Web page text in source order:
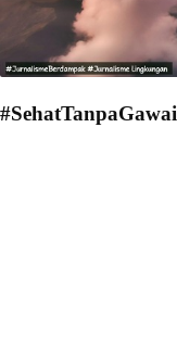
#SehatTanpaGawai